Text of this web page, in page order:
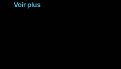
Voir plus